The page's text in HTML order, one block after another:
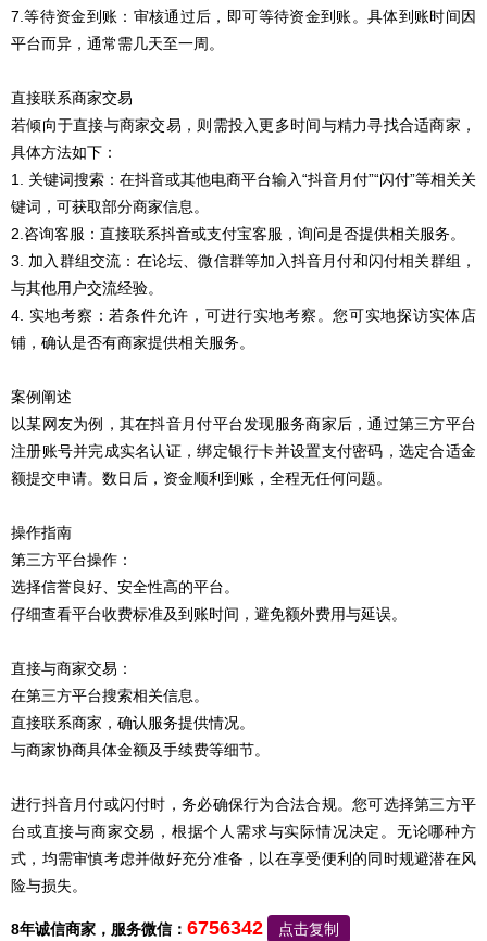
7.等待资金到账：审核通过后，即可等待资金到账。具体到账时间因
平台而异，通常需几天至一周。
直接联系商家交易
若倾向于直接与商家交易，则需投入更多时间与精力寻找合适商家，
具体方法如下：
1. 关键词搜索：在抖音或其他电商平台输入“抖音月付”“闪付”等相关关
键词，可获取部分商家信息。
2.咨询客服：直接联系抖音或支付宝客服，询问是否提供相关服务。
3. 加入群组交流：在论坛、微信群等加入抖音月付和闪付相关群组，
与其他用户交流经验。
4. 实地考察：若条件允许，可进行实地考察。您可实地探访实体店
铺，确认是否有商家提供相关服务。
案例阐述
以某网友为例，其在抖音月付平台发现服务商家后，通过第三方平台
注册账号并完成实名认证，绑定银行卡并设置支付密码，选定合适金
额提交申请。数日后，资金顺利到账，全程无任何问题。
操作指南
第三方平台操作：
选择信誉良好、安全性高的平台。
仔细查看平台收费标准及到账时间，避免额外费用与延误。
直接与商家交易：
在第三方平台搜索相关信息。
直接联系商家，确认服务提供情况。
与商家协商具体金额及手续费等细节。
进行抖音月付或闪付时，务必确保行为合法合规。您可选择第三方平
台或直接与商家交易，根据个人需求与实际情况决定。无论哪种方
式，均需审慎考虑并做好充分准备，以在享受便利的同时规避潜在风
险与损失。
8年诚信商家，服务微信： 6756342
点击复制